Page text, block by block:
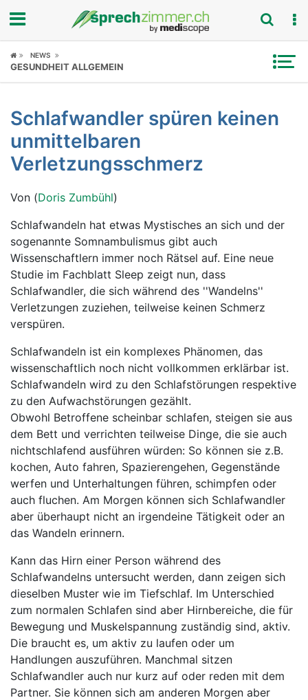
Fokus
Symptome
Untersuchungen
News
Ratgeber
Rubriken
NEWS
GESUNDHEIT ALLGEMEIN
Schlafwandler spüren keinen
unmittelbaren
Verletzungsschmerz
Von (Doris Zumbühl)
Schlafwandeln hat etwas Mystisches an sich und der
sogenannte Somnambulismus gibt auch
Wissenschaftlern immer noch Rätsel auf. Eine neue
Studie im Fachblatt Sleep zeigt nun, dass
Schlafwandler, die sich während des ''Wandelns''
Verletzungen zuziehen, teilweise keinen Schmerz
verspüren.
Schlafwandeln ist ein komplexes Phänomen, das
wissenschaftlich noch nicht vollkommen erklärbar ist.
Schlafwandeln wird zu den Schlafstörungen respektive
zu den Aufwachstörungen gezählt.
Obwohl Betroffene scheinbar schlafen, steigen sie aus
dem Bett und verrichten teilweise Dinge, die sie auch
nichtschlafend ausführen würden: So können sie z.B.
kochen, Auto fahren, Spazierengehen, Gegenstände
werfen und Unterhaltungen führen, schimpfen oder
auch fluchen. Am Morgen können sich Schlafwandler
aber überhaupt nicht an irgendeine Tätigkeit oder an
das Wandeln erinnern.
Kann das Hirn einer Person während des
Schlafwandelns untersucht werden, dann zeigen sich
dieselben Muster wie im Tiefschlaf. Im Unterschied
zum normalen Schlafen sind aber Hirnbereiche, die für
Bewegung und Muskelspannung zuständig sind, aktiv.
Die braucht es, um aktiv zu laufen oder um
Handlungen auszuführen. Manchmal sitzen
Schlafwandler auch nur kurz auf oder reden mit dem
Partner. Sie können sich am anderen Morgen aber